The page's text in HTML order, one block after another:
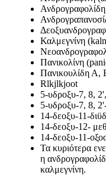
Καλμεγνίνη
Πανικολίνη
Πανικουλίδη Α,
Rlkjlkjoot
5-υδροξυ-7, 8,
5-υδροξυ-7, 8,
14-δεοξυ-11-
14-δεοξυ-12-
14-δεοξυ-11-
Τα κυριότερα
η
καλμεγνίνη.